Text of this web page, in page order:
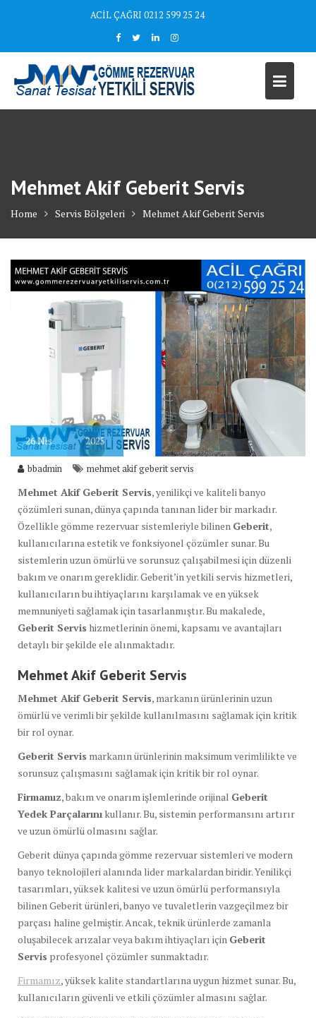
ACİL ÇAĞRI 0212 599 25 24
Mehmet Akif Geberit Servis
Home Servis Bölgeleri Mehmet Akif Geberit Servis
26Nis 2025
bbadmin mehmet akif geberit servis
Mehmet Akif Geberit Servis, yenilikçi ve kaliteli banyo
çözümleri sunan, dünya çapında tanınan lider bir markadır.
Özellikle gömme rezervuar sistemleriyle bilinen Geberit,
kullanıcılarına estetik ve fonksiyonel çözümler sunar. Bu
sistemlerin uzun ömürlü ve sorunsuz çalışabilmesi için düzenli
bakım ve onarım gereklidir. Geberit’in yetkili servis hizmetleri,
kullanıcıların bu ihtiyaçlarını karşılamak ve en yüksek
memnuniyeti sağlamak için tasarlanmıştır. Bu makalede,
Geberit Servis hizmetlerinin önemi, kapsamı ve avantajları
detaylı bir şekilde ele alınmaktadır.
Mehmet Akif Geberit Servis
Mehmet Akif Geberit Servis, markanın ürünlerinin uzun
ömürlü ve verimli bir şekilde kullanılmasını sağlamak için kritik
bir rol oynar.
Geberit Servis markanın ürünlerinin maksimum verimlilikte ve
sorunsuz çalışmasını sağlamak için kritik bir rol oynar.
Firmamız, bakım ve onarım işlemlerinde orijinal Geberit
Yedek Parçalarını kullanır. Bu, sistemin performansını artırır
ve uzun ömürlü olmasını sağlar.
Geberit dünya çapında gömme rezervuar sistemleri ve modern
banyo teknolojileri alanında lider markalardan biridir. Yenilikçi
tasarımları, yüksek kalitesi ve uzun ömürlü performansıyla
bilinen Geberit ürünleri, banyo ve tuvaletlerin vazgeçilmez bir
parçası haline gelmiştir. Ancak, teknik ürünlerde zamanla
oluşabilecek arızalar veya bakım ihtiyaçları için Geberit
Servis profesyonel çözümler sunmaktadır.
Firmamız, yüksek kalite standartlarına uygun hizmet sunar. Bu,
kullanıcıların güvenli ve etkili çözümler almasını sağlar.